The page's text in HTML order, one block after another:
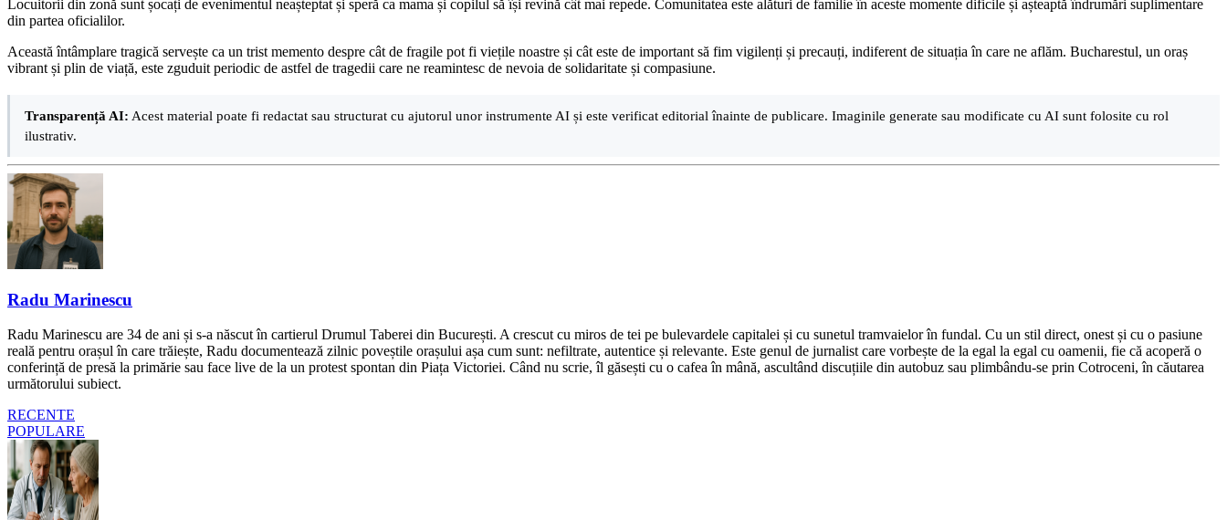
Locuitorii din zonă sunt șocați de evenimentul neașteptat și speră ca mama și copilul să își revină cât mai repede. Comunitatea este alături de familie în aceste momente dificile și așteaptă îndrumări suplimentare
din partea oficialilor.
Această întâmplare tragică servește ca un trist memento despre cât de fragile pot fi viețile noastre și cât este de important să fim vigilenți și precauți, indiferent de situația în care ne aflăm. Bucharestul, un oraș
vibrant și plin de viață, este zguduit periodic de astfel de tragedii care ne reamintesc de nevoia de solidaritate și compasiune.
Transparență AI: Acest material poate fi redactat sau structurat cu ajutorul unor instrumente AI și este verificat editorial înainte de publicare. Imaginile generate sau modificate cu AI sunt folosite cu rol
ilustrativ.
Radu Marinescu
Radu Marinescu are 34 de ani și s-a născut în cartierul Drumul Taberei din București. A crescut cu miros de tei pe bulevardele capitalei și cu sunetul tramvaielor în fundal. Cu un stil direct, onest și cu o pasiune
reală pentru orașul în care trăiește, Radu documentează zilnic poveștile orașului așa cum sunt: nefiltrate, autentice și relevante. Este genul de jurnalist care vorbește de la egal la egal cu oamenii, fie că acoperă o
conferință de presă la primărie sau face live de la un protest spontan din Piața Victoriei. Când nu scrie, îl găsești cu o cafea în mână, ascultând discuțiile din autobuz sau plimbându-se prin Cotroceni, în căutarea
următorului subiect.
RECENTE
POPULARE